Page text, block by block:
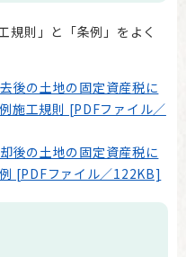
規則」と「条例」をよく
後の土地の固定資産税に
施工規則 [PDFファイル／
後の土地の固定資産税に
[PDFファイル／122KB]